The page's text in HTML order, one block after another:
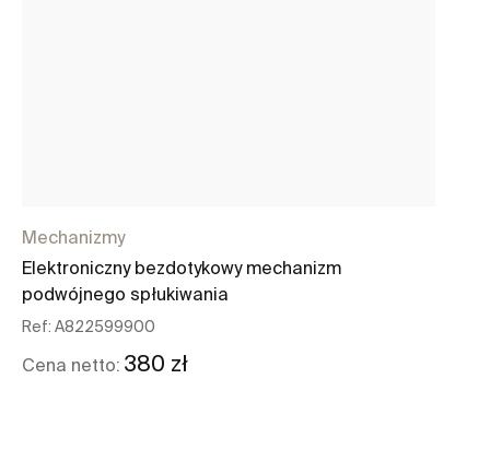
Mechanizmy
Elektroniczny bezdotykowy mechanizm
podwójnego spłukiwania
Ref: A822599900
Cena netto: 380 zł